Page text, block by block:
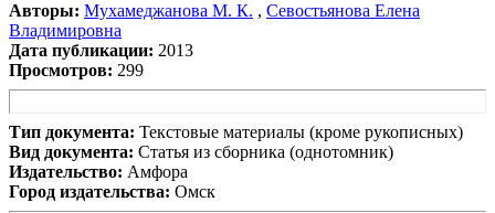
Авторы: Мухамеджанова М. К. , Севостьянова Елена
Владимировна
Дата публикации: 2013
Просмотров: 299
Тип документа: Текстовые материалы (кроме рукописных)
Вид документа: Статья из сборника (однотомник)
Издательство: Амфора
Город издательства: Омск